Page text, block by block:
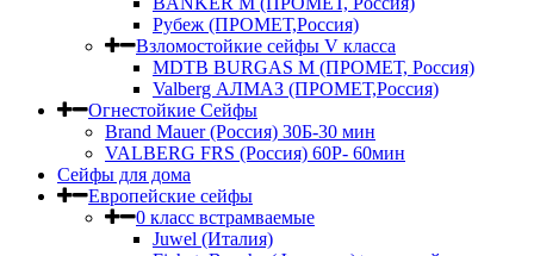
Рубеж (ПРОМЕТ,Россия)
Взломостойкие сейфы V класса
MDTB BURGAS M (ПРОМЕТ, Россия)
Valberg АЛМАЗ (ПРОМЕТ,Россия)
Огнестойкие Сейфы
Brand Mauer (Россия) 30Б-30 мин
VALBERG FRS (Россия) 60Р- 60мин
Сейфы для дома
Европейские сейфы
0 класс встрамваемые
Juwel (Италия)